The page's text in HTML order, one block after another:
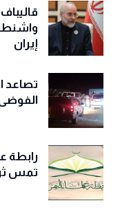
إيران
تصاعد
رابطة
تمس